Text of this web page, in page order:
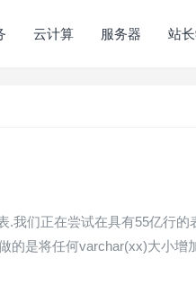
云计算 服务器 站
.我们正在尝试在具有55亿行的
的是将任何varchar(xx)大小增